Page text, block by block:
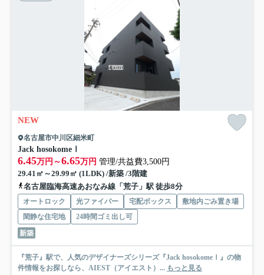
NEW
名古屋市中川区細米町
Jack hosokomeⅠ
6.45万円～6.65万円 管理/共益費3,500円
29.41㎡～29.99㎡ (1LDK) /新築 /3階建
名古屋臨海高速あおなみ線「荒子」駅 徒歩8分
オートロック 光ファイバー 宅配ボックス
敷地内ごみ置き場
閑静な住宅地
24時間ゴミ出し可
新築
『荒子』駅で、人気のデザイナーズシリーズ『Jack hosokomeⅠ』の物
件情報をお探しなら、AIEST（アイエスト）... もっと見る